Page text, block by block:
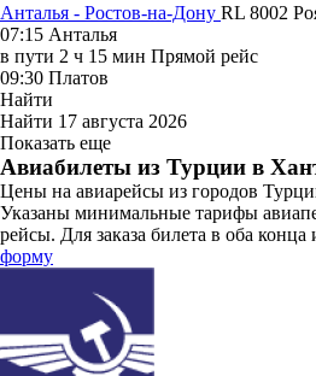
Анталья - Ростов-на-Дону RL 8002
07:15 Анталья
в пути 2 ч 15 мин Прямой рейс
09:30 Платов
Найти
Найти 17 августа 2026
Показать еще
Авиабилеты из Турции в
Цены на авиарейсы из городов
Указаны минимальные тарифы
рейсы. Для заказа билета в оба конца
форму